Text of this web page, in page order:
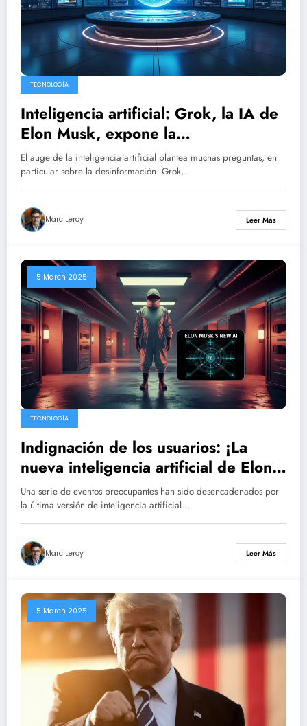
TECNOLOGÍA
Inteligencia artificial: Grok, la IA de
Elon Musk, expone la
desinformación
El auge de la inteligencia artificial plantea muchas preguntas, en
particular sobre la desinformación. Grok,…
Marc Leroy Leer Más
5 March 2025
TECNOLOGÍA
Indignación de los usuarios: ¡La
nueva inteligencia artificial de Elon
Musk propone planes precisos para
orquestar un ataque químico a gran
escala!
Una serie de eventos preocupantes han sido desencadenados por
la última versión de inteligencia artificial…
Marc Leroy Leer Más
5 March 2025